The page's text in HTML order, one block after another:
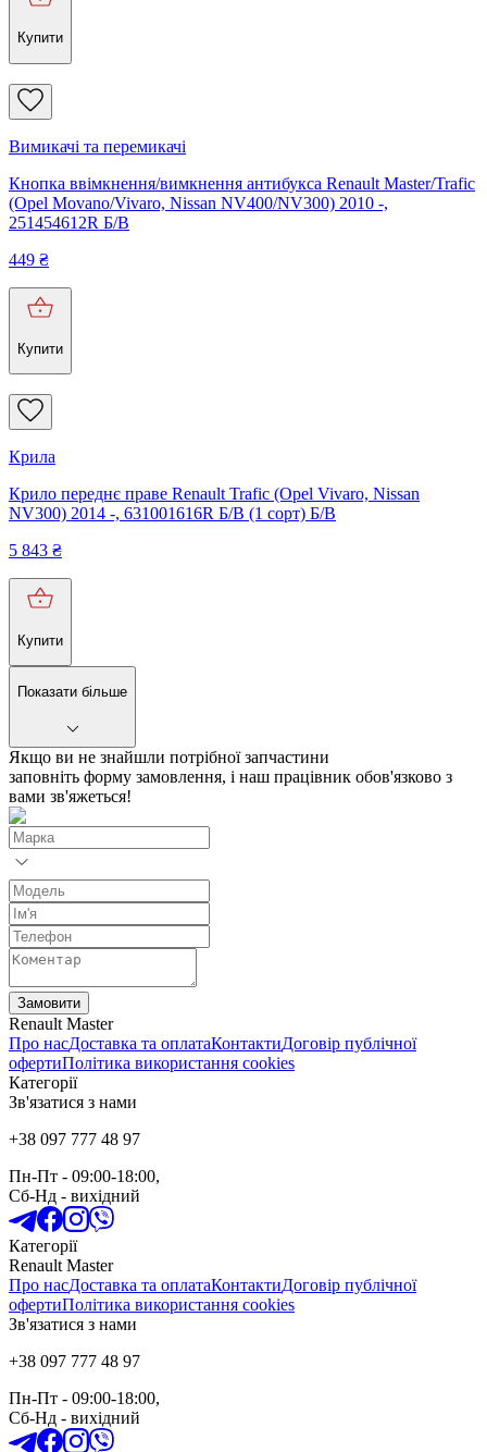
Купити
Вимикачі та перемикачі
Кнопка ввімкнення/вимкнення антибукса Renault Master/Trafic
(Opel Movano/Vivaro, Nissan NV400/NV300) 2010 -,
251454612R Б/В
449 ₴
Купити
Крила
Крило переднє праве Renault Trafic (Opel Vivaro, Nissan
NV300) 2014 -, 631001616R Б/В (1 сорт) Б/В
5 843 ₴
Купити
Показати більше
Якщо ви не знайшли потрібної запчастини
заповніть форму замовлення, і наш працівник обов'язково з
вами зв'яжеться!
Замовити
Renault Master
Про насДоставка та оплатаКонтактиДоговір публічної
офертиПолітика використання cookies
Категорії
Зв'язатися з нами
+38 097 777 48 97
Пн-Пт - 09:00-18:00,
Сб-Нд - вихідний
Категорії
Renault Master
Про насДоставка та оплатаКонтактиДоговір публічної
офертиПолітика використання cookies
Зв'язатися з нами
+38 097 777 48 97
Пн-Пт - 09:00-18:00,
Сб-Нд - вихідний